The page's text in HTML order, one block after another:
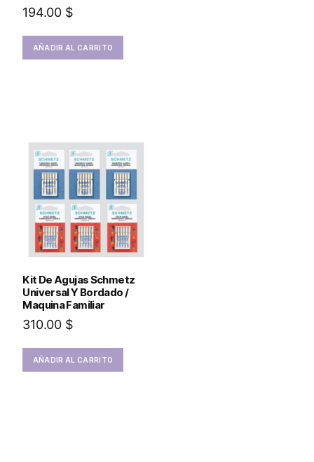
194.00 $
AÑADIR AL CARRITO
Kit De Agujas Schmetz
Universal Y Bordado /
Maquina Familiar
310.00 $
AÑADIR AL CARRITO